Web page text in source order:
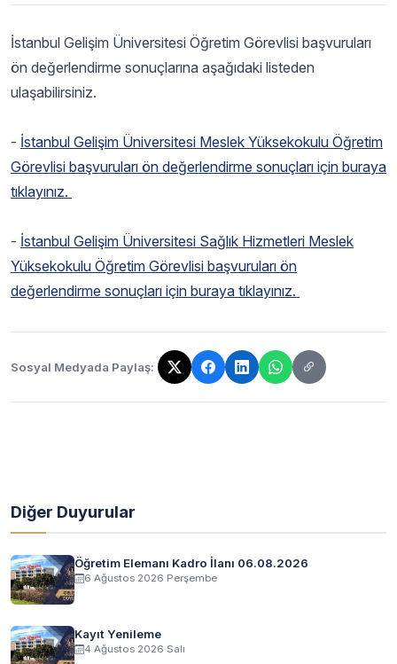
İstanbul Gelişim Üniversitesi Öğretim Görevlisi başvuruları
ön değerlendirme sonuçlarına aşağıdaki listeden
ulaşabilirsiniz.
- İstanbul Gelişim Üniversitesi Meslek Yüksekokulu Öğretim
Görevlisi başvuruları ön değerlendirme sonuçları için buraya
tıklayınız.
- İstanbul Gelişim Üniversitesi Sağlık Hizmetleri Meslek
Yüksekokulu Öğretim Görevlisi başvuruları ön
değerlendirme sonuçları için buraya tıklayınız.
Sosyal Medyada Paylaş:
Bağlantı kopyalandı!
Diğer Duyurular
Öğretim Elemanı Kadro İlanı 06.08.2026
6 Ağustos 2026 Perşembe
Kayıt Yenileme
4 Ağustos 2026 Salı